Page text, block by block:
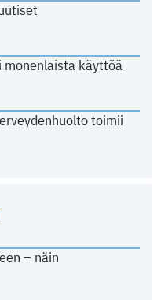
monenlaista käyttöä
toimii
– näin